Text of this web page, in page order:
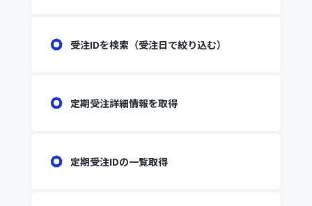
受注IDを検索（受注日で絞り込む）
定期受注詳細情報を取得
定期受注IDの一覧取得